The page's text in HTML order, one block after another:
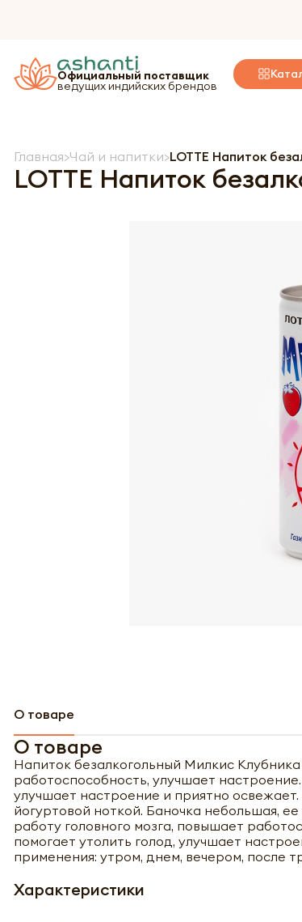
Официальный поставщик
ведущих индийских брендов
Главная Чай и напитки LOTTE Напиток
LOTTE Напиток
О товаре
О товаре
Напиток безалкогольный Милкис
работоспособность, улучшает
улучшает настроение и приятно
йогуртовой ноткой. Баночка небольшая,
работу головного мозга, повышает
помогает утолить голод, улучшает
применения: утром, днем, вечером, после
Характеристики